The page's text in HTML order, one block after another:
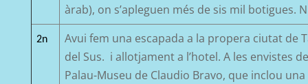
àrab), on s’apleguen més de sis mil botigues. N
2n Avui fem una escapada a la propera ciutat de T
del Sus. i allotjament a l’hotel. A les envistes
Palau-Museu de Claudio Bravo, que inclou